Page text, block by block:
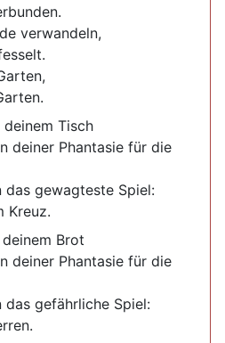
verwandeln,
deinem Tisch
deiner Phantasie für die
gewagteste Spiel:
Kreuz.
Brot
deiner Phantasie für die
gefährliche Spiel: